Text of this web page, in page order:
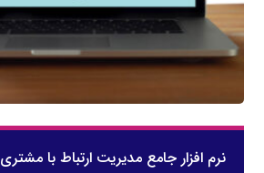
نرم افزار جامع مدیریت ارتباط با مشتری CRM ماهان